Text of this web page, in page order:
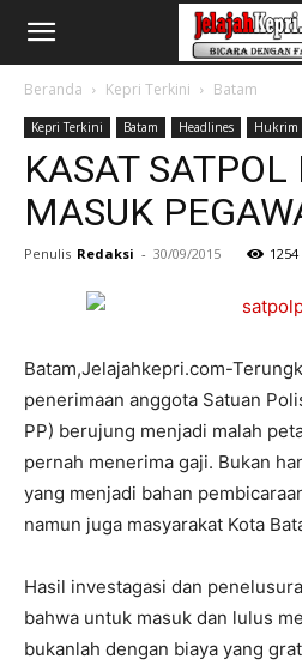
Beranda Kepri Terkini Batam
Kepri Terkini Batam Headlines Hukrim
KASAT
MASUK
Penulis Redaksi - 30/09/2015 1254
Batam,Jelajahkepri.com-
penerimaan anggota Satuan
PP) berujung menjadi malah
pernah menerima gaji. Bukan
yang menjadi bahan
namun juga masyarakat Kota
Hasil investagasi dan
bahwa untuk masuk dan lulus
bukanlah dengan biaya yang